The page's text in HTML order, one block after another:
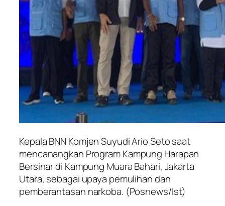
Kepala BNN Komjen Suyudi Ario Seto saat
mencanangkan Program Kampung Harapan
Bersinar di Kampung Muara Bahari, Jakarta
Utara, sebagai upaya pemulihan dan
pemberantasan narkoba. (Posnews/Ist)